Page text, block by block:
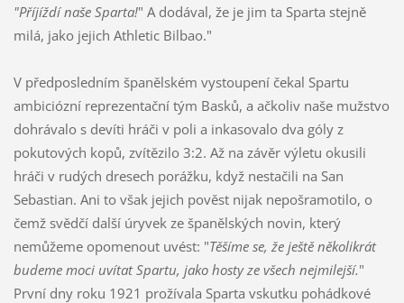
"Příjíždí naše Sparta!" A dodával, že je jim ta Sparta stejně
milá, jako jejich Athletic Bilbao."
V předposledním španělském vystoupení čekal Spartu
ambiciózní reprezentační tým Basků, a ačkoliv naše mužstvo
dohrávalo s devíti hráči v poli a inkasovalo dva góly z
pokutových kopů, zvítězilo 3:2. Až na závěr výletu okusili
hráči v rudých dresech porážku, když nestačili na San
Sebastian. Ani to však jejich pověst nijak nepošramotilo, o
čemž svědčí další úryvek ze španělských novin, který
nemůžeme opomenout uvést: "Těšíme se, že ještě několikrát
budeme moci uvítat Spartu, jako hosty ze všech nejmilejší."
První dny roku 1921 prožívala Sparta vskutku pohádkové